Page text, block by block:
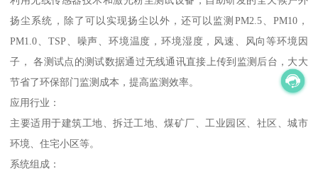
扬尘系统，除了可以实现扬尘以外，还可以监测PM2.5、PM10，
PM1.0、TSP、噪声、环境温度，环境湿度，风速、风向等环境因
子， 各测试点的测试数据通过无线通讯直接上传到监测后台，大大
节省了环保部门监测成本，提高监测效率。
应用行业：
主要适用于建筑工地、拆迁工地、煤矿厂、工业园区、社区、城市
环境、住宅小区等。
系统组成：